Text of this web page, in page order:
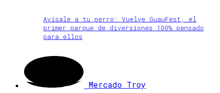
Avísale a tu perro: Vuelve GuauFest, el
primer parque de diversiones 100% pensado
para ellos
Mercado Troy